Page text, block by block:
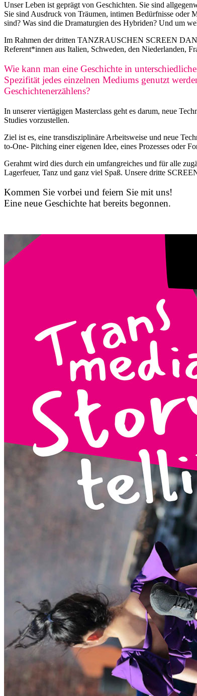
Unser Leben ist geprägt von Geschichten. Sie sind
Sie sind Ausdruck von Träumen, intimen Bedürfnisse oder
sind? Was sind die Dramaturgien des Hybriden? Und um
Im Rahmen der dritten TANZRAUSCHEN SCREEN
Referent*innen aus Italien, Schweden, den Niederlanden,
Wie kann man eine Geschichte in
Spezifität jedes einzelnen Mediums genutzt
Geschichtenerzählens?
In unserer viertägigen Masterclass geht es darum, neue
Studies vorzustellen.
Ziel ist es, eine transdisziplinäre Arbeitsweise und neue
to-One- Pitching einer eigenen Idee, eines Prozesses oder
Gerahmt wird dies durch ein umfangreiches und für alle
Lagerfeuer, Tanz und ganz viel Spaß. Unsere dritte
Kommen Sie vorbei und feiern Sie mit uns!
Eine neue Geschichte hat bereits begonnen.